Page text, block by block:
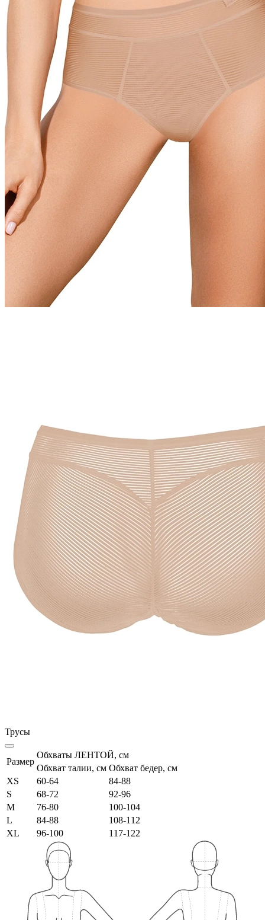
Трусы
Размер
Обхваты ЛЕНТОЙ, см
Обхват талии, см Обхват бедер, см
XS
60-64
84-88
S
68-72
92-96
M
76-80
100-104
L
84-88
108-112
XL
96-100 117-122